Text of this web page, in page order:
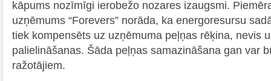
kāpums nozīmīgi ierobežo nozares izaugsmi.
uzņēmums “Forevers” norāda, ka energoresursu
tiek kompensēts uz uzņēmuma peļņas rēķina, nevis
palielināšanas. Šāda peļņas samazināšana gan var
ražotājiem.